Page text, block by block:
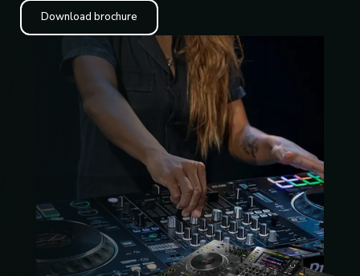
Download brochure